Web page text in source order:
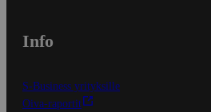
Info
S-Business yrityksille
Oiva-raportit